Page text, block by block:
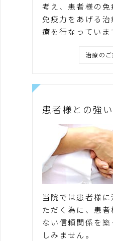
考え、患者様の
免疫力をあげる
療を行なっていま
治療の
患者様との強
当院では患者様
ただく為に、患
ない信頼関係を
しみません。